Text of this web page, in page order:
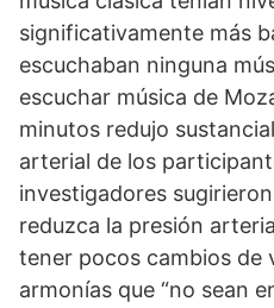
significativamente más
escuchaban ninguna
escuchar música de
minutos redujo
arterial de los
investigadores
reduzca la presión
tener pocos cambios de
armonías que “no sean